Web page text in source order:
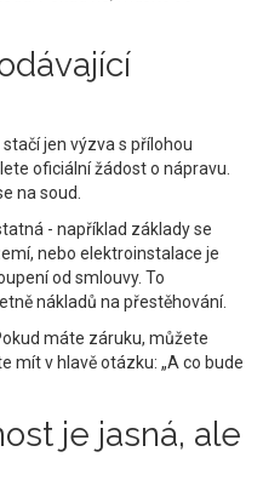
jen výzva s přílohou
oficiální žádost o nápravu.
na soud.
- například základy se
nebo elektroinstalace je
od smlouvy. To
nákladů na přestěhování.
máte záruku, můžete
mít v hlavě otázku: „A co bude
je jasná, ale